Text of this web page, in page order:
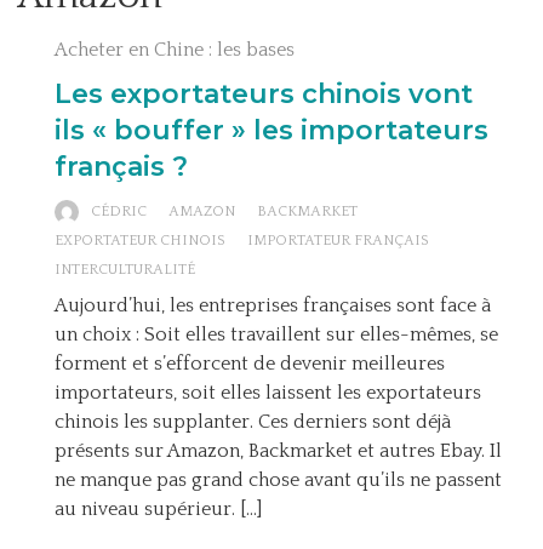
Acheter en Chine : les bases
Les exportateurs chinois vont
ils « bouffer » les importateurs
français ?
CÉDRIC AMAZON
BACKMARKET
EXPORTATEUR CHINOIS
IMPORTATEUR FRANÇAIS
INTERCULTURALITÉ
Aujourd’hui, les entreprises françaises sont face à
un choix : Soit elles travaillent sur elles-mêmes, se
forment et s’efforcent de devenir meilleures
importateurs, soit elles laissent les exportateurs
chinois les supplanter. Ces derniers sont déjà
présents sur Amazon, Backmarket et autres Ebay. Il
ne manque pas grand chose avant qu’ils ne passent
au niveau supérieur. […]